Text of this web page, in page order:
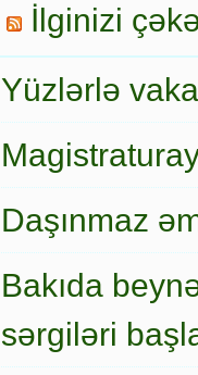
İlginizi
Yüzlərlə
Daşınmaz
Bakıda
sərgiləri